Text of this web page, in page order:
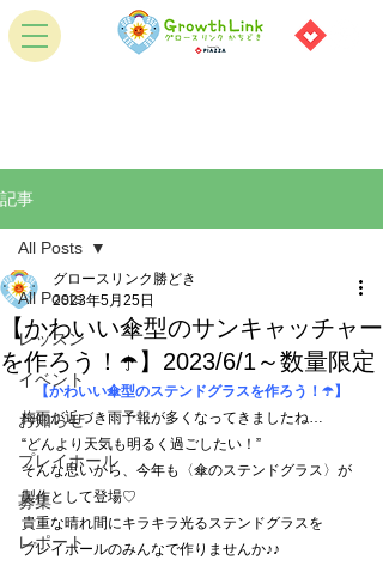
記事
All Posts
レッスン
イベント
お知らせ
プレイホール
募集
レポート
All Posts
【かわいい傘型のサンキャッチャー
を作ろう！☂️】2023/6/1～数量限定
グロースリンク勝どき
2023年5月25日
【かわいい傘型のステンドグラスを作ろう！☂️】
梅雨が近づき雨予報が多くなってきましたね…
“どんより天気も明るく過ごしたい！”
そんな思いから、今年も〈傘のステンドグラス〉が
製作として登場♡
貴重な晴れ間にキラキラ光るステンドグラスを
プレイホールのみんなで作りませんか♪♪